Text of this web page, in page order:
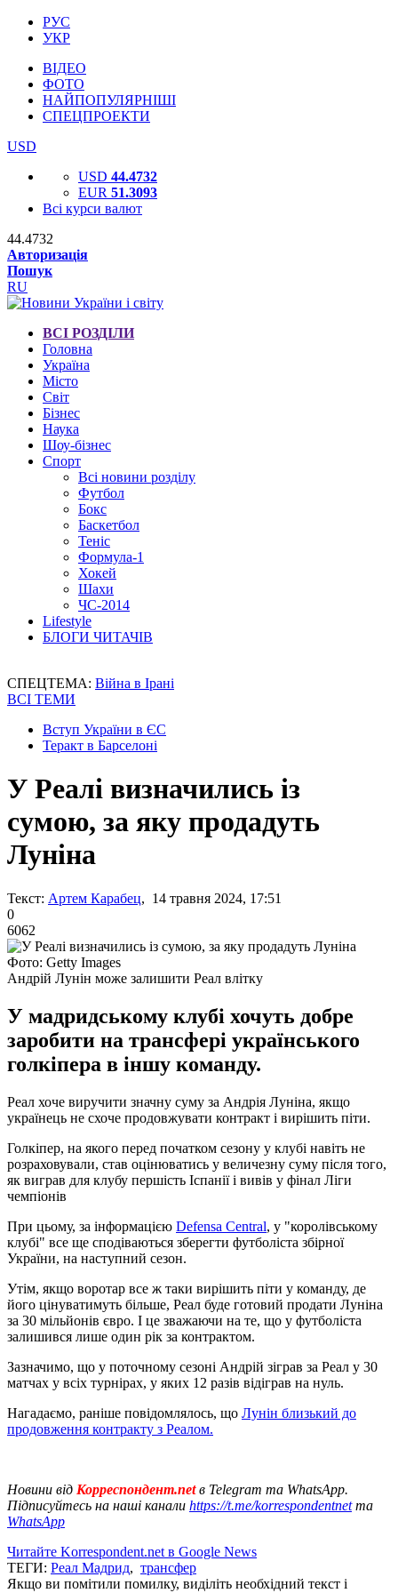
РУС
УКР
ВІДЕО
ФОТО
НАЙПОПУЛЯРНІШІ
СПЕЦПРОЕКТИ
USD
USD 44.4732
EUR 51.3093
Всі курси валют
44.4732
Авторизація
Пошук
RU
ВСІ РОЗДІЛИ
Головна
Україна
Місто
Світ
Бізнес
Наука
Шоу-бізнес
Спорт
Всі новини розділу
Футбол
Бокс
Баскетбол
Теніс
Формула-1
Хокей
Шахи
ЧС-2014
Lifestyle
БЛОГИ ЧИТАЧІВ
СПЕЦТЕМА: Війна в Ірані
ВСІ ТЕМИ
Вступ України в ЄС
Теракт в Барселоні
У Реалі визначились із
сумою, за яку продадуть
Луніна
Текст: Артем Карабец, 14 травня 2024, 17:51
0
6062
Фото: Getty Images
Андрій Лунін може залишити Реал влітку
У мадридському клубі хочуть добре
заробити на трансфері українського
голкіпера в іншу команду.
Реал хоче виручити значну суму за Андрія Луніна, якщо
українець не схоче продовжувати контракт і вирішить піти.
Голкіпер, на якого перед початком сезону у клубі навіть не
розраховували, став оцінюватись у величезну суму після того,
як виграв для клубу першість Іспанії і вивів у фінал Ліги
чемпіонів
При цьому, за інформацією Defensa Central, у "королівському
клубі" все ще сподіваються зберегти футболіста збірної
України, на наступний сезон.
Утім, якщо воротар все ж таки вирішить піти у команду, де
його цінуватимуть більше, Реал буде готовий продати Луніна
за 30 мільйонів євро. І це зважаючи на те, що у футболіста
залишився лише один рік за контрактом.
Зазначимо, що у поточному сезоні Андрій зіграв за Реал у 30
матчах у всіх турнірах, у яких 12 разів відіграв на нуль.
Нагадаємо, раніше повідомлялось, що Лунін близький до
продовження контракту з Реалом.
Новини від Корреспондент.netв Telegram та WhatsApp.
Підписуйтесь на наші канали https://t.me/korrespondentnetта
WhatsApp
Читайте Korrespondent.net в Google News
ТЕГИ: Реал Мадрид, трансфер
Якщо ви помітили помилку, виділіть необхідний текст і